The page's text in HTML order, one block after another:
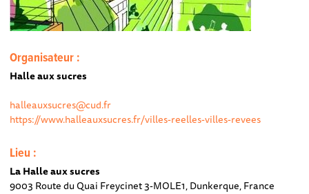
Organisateur :
Halle aux sucres
halleauxsucres@cud.fr
https://www.halleauxsucres.fr/villes-reelles-villes-revees
Lieu :
La Halle aux sucres
9003 Route du Quai Freycinet 3-MOLE1, Dunkerque, France